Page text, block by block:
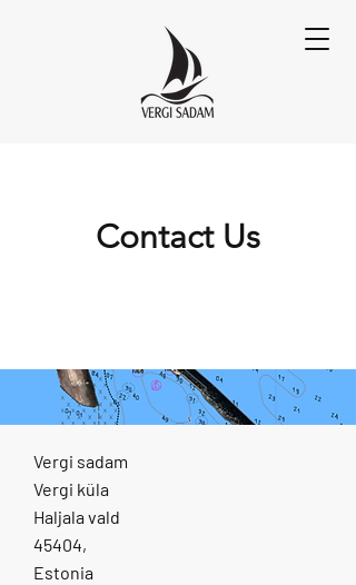
Contact Us
Vergi sadam
Vergi küla
Haljala vald
45404,
Estonia